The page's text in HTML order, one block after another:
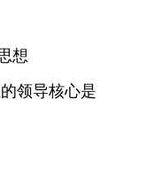
想
领导核心是